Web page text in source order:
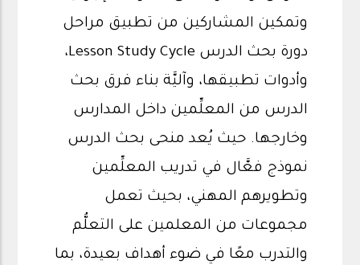
وتمكين المشاركين من تطبيق مراحل
دورة بحث الدرس Lesson Study Cycle،
وأدوات تطبيقها، وآليَّة بناء فرق بحث
الدرس من المعلِّمين داخل المدارس
وخارجها. حيث يُعد منحى بحث الدرس
نموذج فعَّال في تدريب المعلِّمين
وتطويرهم المهني، بحيث تعمل
مجموعات من المعلمين على التعلُّم
والتدرب معًا في ضوء أهداف بعيدة، بما